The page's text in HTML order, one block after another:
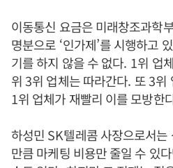
이동통신 요금은 미래창조과학
명분으로 ‘인가제’를 시행하고
기를 하지 않을 수 없다. 1위 업
위3위 업체는 따라간다. 또3위
1위 업체가 재빨리 이를 모방한
하성민 SK텔레콤 사장으로서
만큼 마케팅 비용만 줄일 수 있